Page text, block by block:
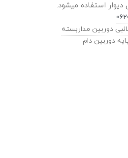
استفاده میشود.
دوربین مداربسته
دوربین دام